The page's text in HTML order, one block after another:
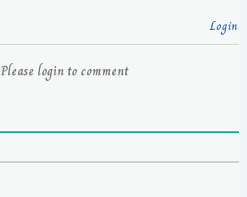
Login
Please login to comment